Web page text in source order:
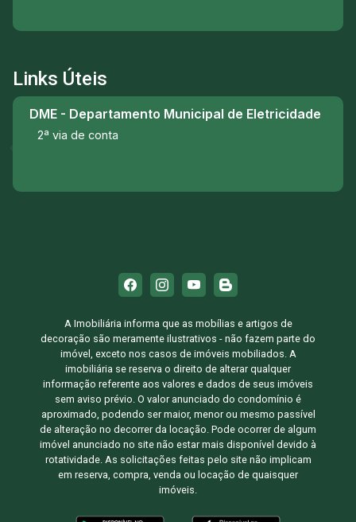
Links Úteis
DME - Departamento Municipal de Eletricidade
2ª via de conta
A Imobiliária informa que as mobílias e artigos de
decoração são meramente ilustrativos - não fazem parte do
imóvel, exceto nos casos de imóveis mobiliados. A
imobiliária se reserva o direito de alterar qualquer
informação referente aos valores e dados de seus imóveis
sem aviso prévio. O valor anunciado do condomínio é
aproximado, podendo ser maior, menor ou mesmo passível
de alteração no decorrer da locação. Pode ocorrer de algum
imóvel anunciado no site não estar mais disponível devido à
rotatividade. As solicitações feitas pelo site não implicam
em reserva, compra, venda ou locação de quaisquer
imóveis.